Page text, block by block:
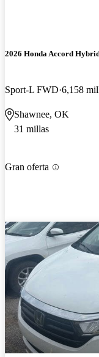
2026 Honda Accord
Sport-L FWD 6,158
Shawnee, OK
31 millas
Gran oferta